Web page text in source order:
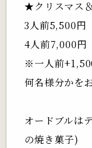
★クリスマス
3人前5,500円
4人前7,000円
※一人前
何名様分かを
オードブルは
の焼き菓子)